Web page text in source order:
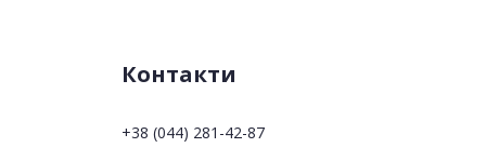
Контакти
+38 (044) 281-42-87